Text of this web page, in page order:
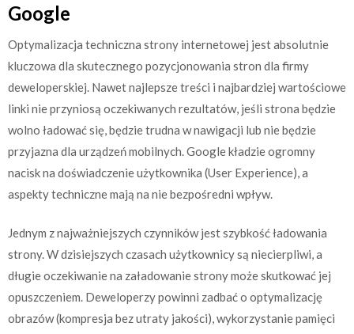
Google
Optymalizacja techniczna strony internetowej jest absolutnie
kluczowa dla skutecznego pozycjonowania stron dla firmy
deweloperskiej. Nawet najlepsze treści i najbardziej wartościowe
linki nie przyniosą oczekiwanych rezultatów, jeśli strona będzie
wolno ładować się, będzie trudna w nawigacji lub nie będzie
przyjazna dla urządzeń mobilnych. Google kładzie ogromny
nacisk na doświadczenie użytkownika (User Experience), a
aspekty techniczne mają na nie bezpośredni wpływ.
Jednym z najważniejszych czynników jest szybkość ładowania
strony. W dzisiejszych czasach użytkownicy są niecierpliwi, a
długie oczekiwanie na załadowanie strony może skutkować jej
opuszczeniem. Deweloperzy powinni zadbać o optymalizację
obrazów (kompresja bez utraty jakości), wykorzystanie pamięci